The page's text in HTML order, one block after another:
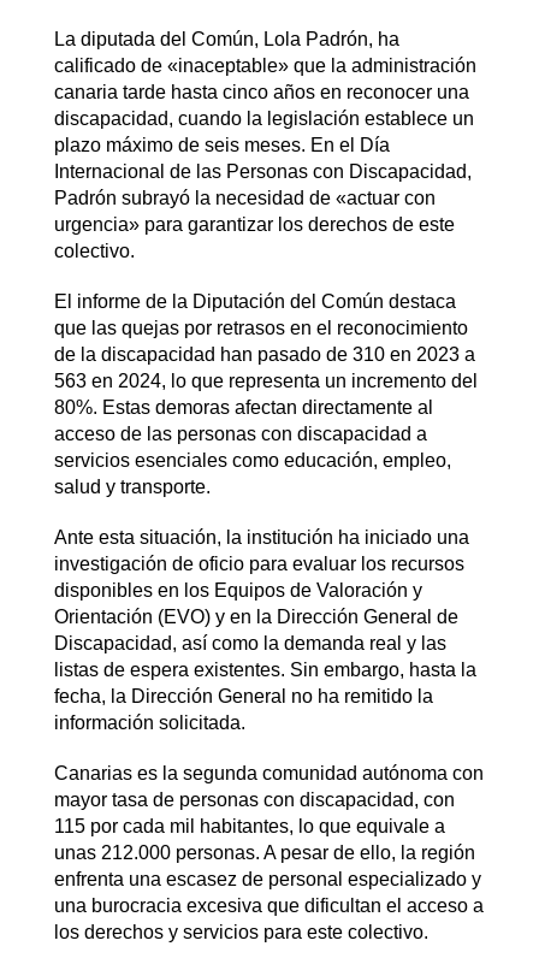
La diputada del Común, Lola Padrón, ha
calificado de «inaceptable» que la administración
canaria tarde hasta cinco años en reconocer una
discapacidad, cuando la legislación establece un
plazo máximo de seis meses. En el Día
Internacional de las Personas con Discapacidad,
Padrón subrayó la necesidad de «actuar con
urgencia» para garantizar los derechos de este
colectivo.​
El informe de la Diputación del Común destaca
que las quejas por retrasos en el reconocimiento
de la discapacidad han pasado de 310 en 2023 a
563 en 2024, lo que representa un incremento del
80%. Estas demoras afectan directamente al
acceso de las personas con discapacidad a
servicios esenciales como educación, empleo,
salud y transporte.​
Ante esta situación, la institución ha iniciado una
investigación de oficio para evaluar los recursos
disponibles en los Equipos de Valoración y
Orientación (EVO) y en la Dirección General de
Discapacidad, así como la demanda real y las
listas de espera existentes. Sin embargo, hasta la
fecha, la Dirección General no ha remitido la
información solicitada.​
Canarias es la segunda comunidad autónoma con
mayor tasa de personas con discapacidad, con
115 por cada mil habitantes, lo que equivale a
unas 212.000 personas. A pesar de ello, la región
enfrenta una escasez de personal especializado y
una burocracia excesiva que dificultan el acceso a
los derechos y servicios para este colectivo.​